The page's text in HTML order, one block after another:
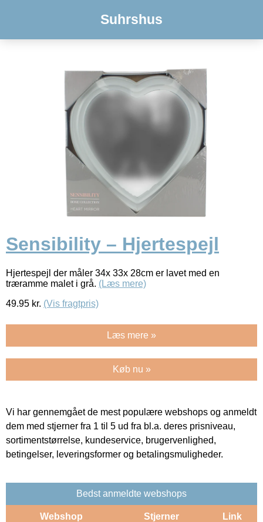
Suhrshus
Sensibility – Hjertespejl
Hjertespejl der måler 34x 33x 28cm er lavet med en
træramme malet i grå. (Læs mere)
49.95 kr. (Vis fragtpris)
Læs mere »
Køb nu »
Vi har gennemgået de mest populære webshops og anmeldt
dem med stjerner fra 1 til 5 ud fra bl.a. deres prisniveau,
sortimentstørrelse, kundeservice, brugervenlighed,
betingelser, leveringsformer og betalingsmuligheder.
Bedst anmeldte webshops
Webshop Stjerner Link